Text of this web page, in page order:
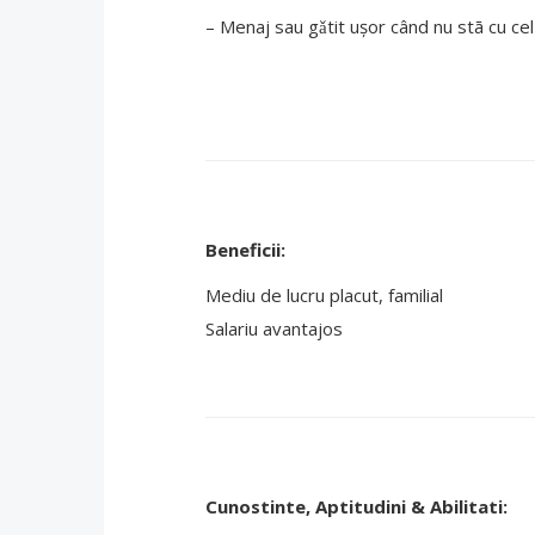
– Menaj sau gǎtit ușor când nu stā cu
Beneficii:
Mediu de lucru placut, familial
Salariu avantajos
Cunostinte, Aptitudini & Abilitati: